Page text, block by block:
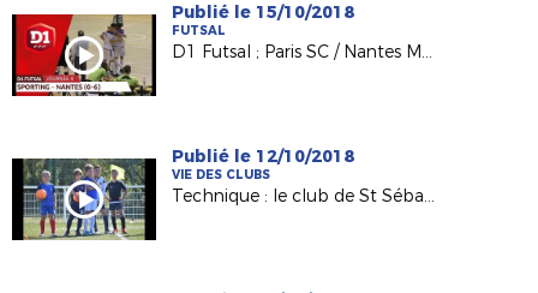
Publié le 15/10/2018
FUTSAL
D1 Futsal ; Paris SC / Nantes Métropole Futsal (0-6)
Publié le 12/10/2018
VIE DES CLUBS
Technique : le club de St Sébastien au service de nos BMF !